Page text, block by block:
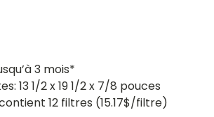
3 mois*
13 1/2 x 19 1/2 x 7/8 pouces
12 filtres (15.17$/filtre)